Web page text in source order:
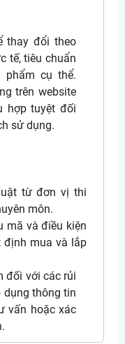
thay đổi theo
tế, tiêu chuẩn
cụ thể.
trên website
hợp tuyệt đối
sử dụng.
từ đơn vị thi
môn.
mã và điều kiện
định mua và lắp
đối với các rủi
dụng thông tin
vấn hoặc xác